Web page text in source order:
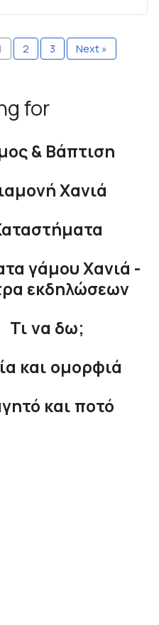
2 3 Next »
for
& Βάπτιση
Χανιά
γάμου Χανιά -
εκδηλώσεων
Τι να δω;
και ομορφιά
και ποτό